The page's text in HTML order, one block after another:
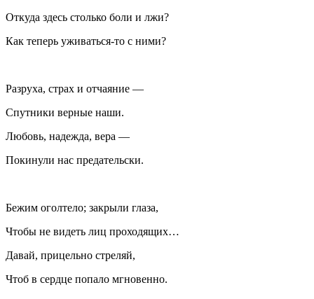
Откуда здесь столько боли и лжи?
Как теперь уживаться-то с ними?
Разруха, страх и отчаяние —
Спутники верные наши.
Любовь, надежда, вера —
Покинули нас предательски.
Бежим оголтело; закрыли глаза,
Чтобы не видеть лиц проходящих…
Давай, прицельно стреляй,
Чтоб в сердце попало мгновенно.